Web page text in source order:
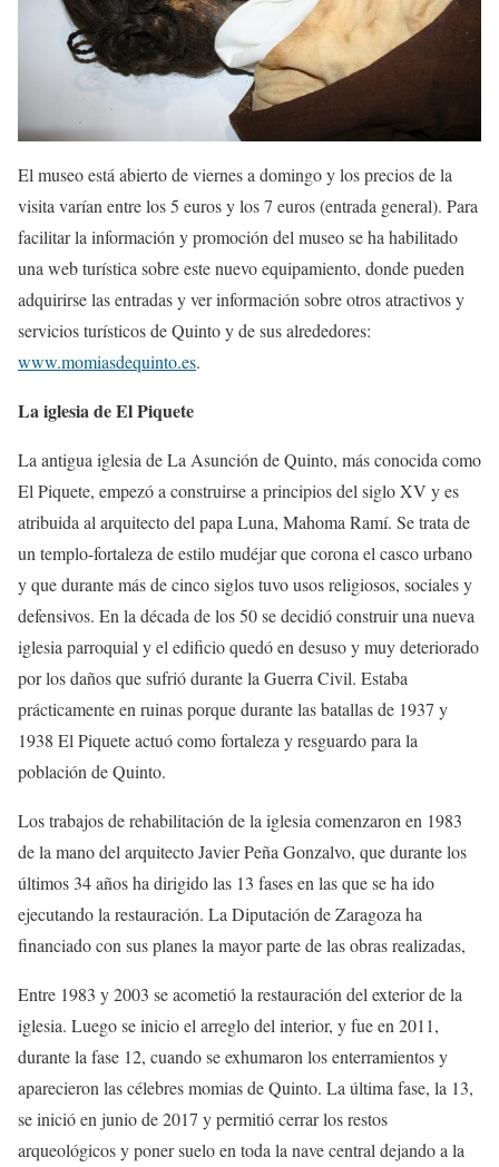
El museo está abierto de viernes a domingo y los precios de la
visita varían entre los 5 euros y los 7 euros (entrada general). Para
facilitar la información y promoción del museo se ha habilitado
una web turística sobre este nuevo equipamiento, donde pueden
adquirirse las entradas y ver información sobre otros atractivos y
servicios turísticos de Quinto y de sus alrededores:
www.momiasdequinto.es.
La iglesia de El Piquete
La antigua iglesia de La Asunción de Quinto, más conocida como
El Piquete, empezó a construirse a principios del siglo XV y es
atribuida al arquitecto del papa Luna, Mahoma Ramí. Se trata de
un templo-fortaleza de estilo mudéjar que corona el casco urbano
y que durante más de cinco siglos tuvo usos religiosos, sociales y
defensivos. En la década de los 50 se decidió construir una nueva
iglesia parroquial y el edificio quedó en desuso y muy deteriorado
por los daños que sufrió durante la Guerra Civil. Estaba
prácticamente en ruinas porque durante las batallas de 1937 y
1938 El Piquete actuó como fortaleza y resguardo para la
población de Quinto.
Los trabajos de rehabilitación de la iglesia comenzaron en 1983
de la mano del arquitecto Javier Peña Gonzalvo, que durante los
últimos 34 años ha dirigido las 13 fases en las que se ha ido
ejecutando la restauración. La Diputación de Zaragoza ha
financiado con sus planes la mayor parte de las obras realizadas,
Entre 1983 y 2003 se acometió la restauración del exterior de la
iglesia. Luego se inicio el arreglo del interior, y fue en 2011,
durante la fase 12, cuando se exhumaron los enterramientos y
aparecieron las célebres momias de Quinto. La última fase, la 13,
se inició en junio de 2017 y permitió cerrar los restos
arqueológicos y poner suelo en toda la nave central dejando a la